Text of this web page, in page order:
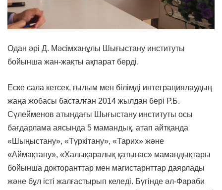
Одан әрі Д. Мәсімханұлы Шығыстану институты
бойынша жан-жақты ақпарат берді.
Еске сала кетсек, ғылым мен білімді интеграциялаудың
жаңа жобасы басталған 2014 жылдан бері Р.Б.
Сүлейменов атындағы Шығыстану институты осы
бағдарлама аясында 5 мамандық, атап айтқанда
«Шыңыстану», «Түркітану», «Тарих» және
«Аймақтану», «Халықаралық қатынас» мамандықтары
бойынша докторанттар мен магистарнттар даярлады
және бұл істі жалғастырып келеді. Бүгінде әл-Фараби